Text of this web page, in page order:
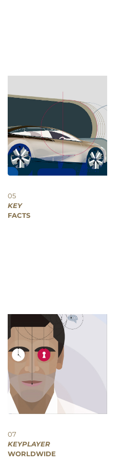
05
KEY
FACTS
07
KEYPLAYER
WORLDWIDE